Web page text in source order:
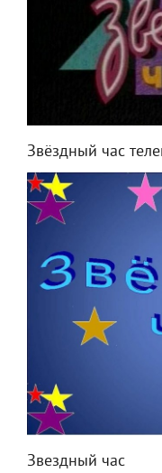
Звёздный час
Звездный час